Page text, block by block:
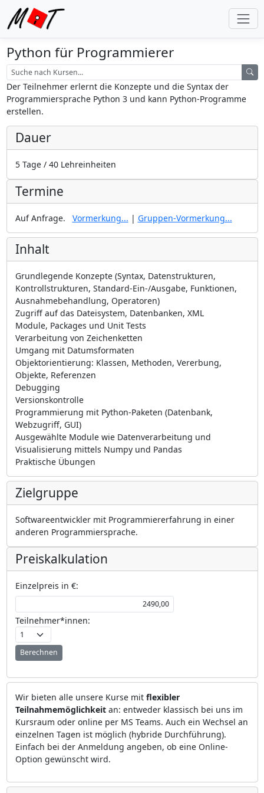
Python für Programmierer
Der Teilnehmer erlernt die Konzepte und die Syntax der
Programmiersprache Python 3 und kann Python-Programme
erstellen.
Dauer
5 Tage / 40 Lehreinheiten
Termine
Auf Anfrage. Vormerkung... | Gruppen-Vormerkung...
Inhalt
Grundlegende Konzepte (Syntax, Datenstrukturen,
Kontrollstrukturen, Standard-Ein-/Ausgabe, Funktionen,
Ausnahmebehandlung, Operatoren)
Zugriff auf das Dateisystem, Datenbanken, XML
Module, Packages und Unit Tests
Verarbeitung von Zeichenketten
Umgang mit Datumsformaten
Objektorientierung: Klassen, Methoden, Vererbung,
Objekte, Referenzen
Debugging
Versionskontrolle
Programmierung mit Python-Paketen (Datenbank,
Webzugriff, GUI)
Ausgewählte Module wie Datenverarbeitung und
Visualisierung mittels Numpy und Pandas
Praktische Übungen
Zielgruppe
Softwareentwickler mit Programmiererfahrung in einer
anderen Programmiersprache.
Preiskalkulation
Einzelpreis in €:
Teilnehmer*innen:
Berechnen
Wir bieten alle unsere Kurse mit flexibler
Teilnahmemöglichkeitan: entweder klassisch bei uns im
Kursraum oder online per MS Teams. Auch ein Wechsel an
einzelnen Tagen ist möglich (hybride Durchführung).
Einfach bei der Anmeldung angeben, ob eine Online-
Option gewünscht wird.